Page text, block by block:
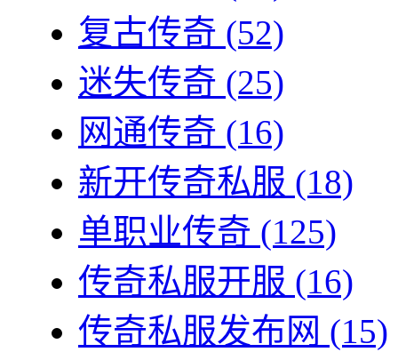
复古传奇 (52)
迷失传奇 (25)
网通传奇 (16)
新开传奇私服 (18)
单职业传奇 (125)
传奇私服开服 (16)
传奇私服发布网 (15)